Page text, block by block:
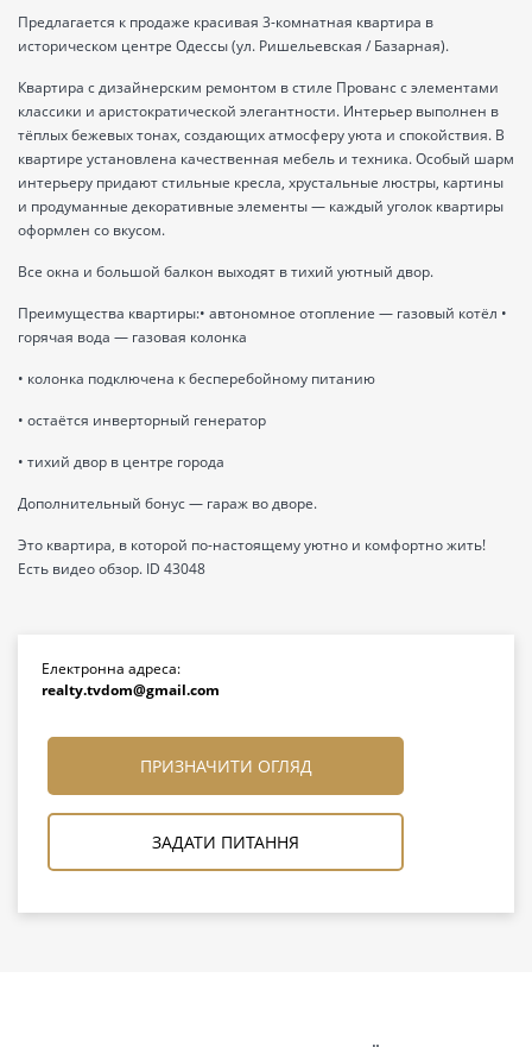
Предлагается к продаже красивая 3-комнатная квартира в
историческом центре Одессы (ул. Ришельевская / Базарная).
Квартира с дизайнерским ремонтом в стиле Прованс с элементами
классики и аристократической элегантности. Интерьер выполнен в
тёплых бежевых тонах, создающих атмосферу уюта и спокойствия. В
квартире установлена качественная мебель и техника. Особый шарм
интерьеру придают стильные кресла, хрустальные люстры, картины
и продуманные декоративные элементы — каждый уголок квартиры
оформлен со вкусом.
Все окна и большой балкон выходят в тихий уютный двор.
Преимущества квартиры:• автономное отопление — газовый котёл •
горячая вода — газовая колонка
• колонка подключена к бесперебойному питанию
• остаётся инверторный генератор
• тихий двор в центре города
Дополнительный бонус — гараж во дворе.
Это квартира, в которой по-настоящему уютно и комфортно жить!
Есть видео обзор. ID 43048
Електронна адреса:
realty.tvdom@gmail.com
ПРИЗНАЧИТИ ОГЛЯД
ЗАДАТИ ПИТАННЯ